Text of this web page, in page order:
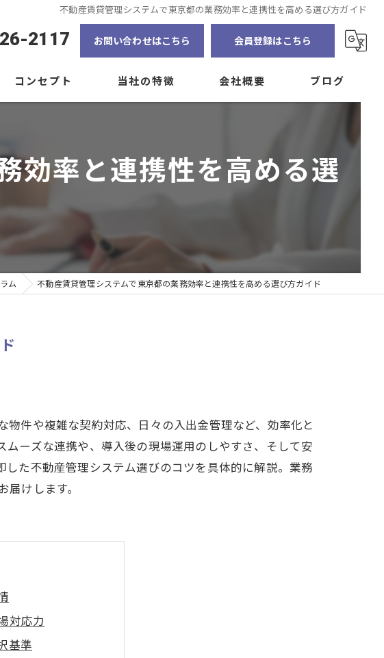
不動産賃貸管理システムで東京都の業務効率と連携性を高める選び方ガイド
2117 お問い合わせはこちら 会員登録はこちら
コンセプト 当社の特徴
資産の見える化
アプリ
会社概要 ブログ
効率と連携性を高める選
ム 不動産賃貸管理システムで東京都の業務効率と連携性を高める選び方ガイド
件や複雑な契約対応、日々の入出金管理など、効率化と
ーズな連携や、導入後の現場運用のしやすさ、そして安
た不動産管理システム選びのコツを具体的に解説。業務
けします。
対応力
基準